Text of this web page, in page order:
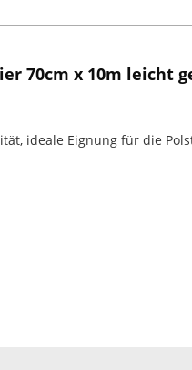
70cm x 10m leicht
ideale Eignung für die